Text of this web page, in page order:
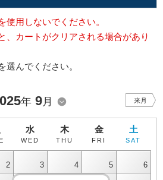
使用しないでください。
、カートがクリアされる場合があり
選んでください。
年 9月 来月
水
WED
木
THU
金
FRI
土
SAT
2 3 4 5 6